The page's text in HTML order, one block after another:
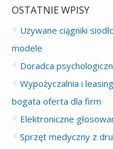
OSTATNIE WPISY
Używane ciągniki
modele
Doradca
Wypożyczalnia i
bogata oferta dla firm
Elektroniczne
Sprzęt medyczny z